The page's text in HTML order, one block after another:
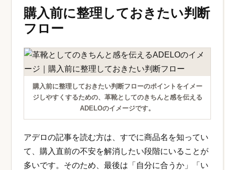
購入前に整理しておきたい判断
フロー
購入前に整理しておきたい判断フローのポイントをイメー
ジしやすくするための、革靴としてのきちんと感を伝える
ADELOのイメージです。
アデロの記事を読む方は、すでに商品名を知ってい
て、購入直前の不安を解消したい段階にいることが
多いです。そのため、最後は「自分に合うか」「い